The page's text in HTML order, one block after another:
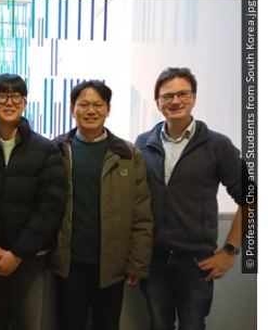
© Professor Cho and Students from South Korea.jpg